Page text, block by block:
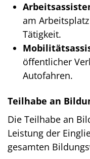
am
Tätigkeit.
öffentlicher
Autofahren.
Teilhabe an
Die Teilhabe an
Leistung der
gesamten